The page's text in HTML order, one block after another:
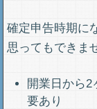
確定申告時期に
思ってもできま
開業日から2
要あり